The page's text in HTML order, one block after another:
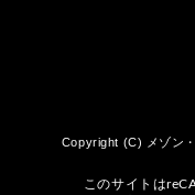
Copyright (C) メゾン
このサイトは